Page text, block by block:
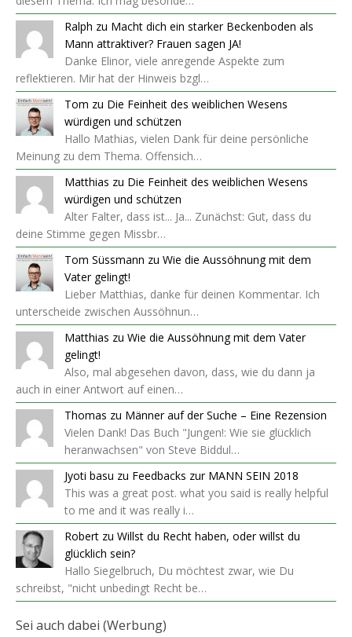
Ralph zu Macht dich ein starker Beckenboden als
Mann attraktiver? Frauen sagen JA!
Danke Elinor, viele anregende Aspekte zum
reflektieren. Mir hat der Hinweis bzgl…
Tom zu Die Feinheit des weiblichen Wesens
würdigen und schützen
Hallo Mathias, vielen Dank für deine persönliche
Meinung zu dem Thema. Offensich…
Matthias zu Die Feinheit des weiblichen Wesens
würdigen und schützen
Alter Falter, dass ist... Ja... Zunächst: Gut, dass du
deine Stimme gegen Missbr…
Tom Süssmann zu Wie die Aussöhnung mit dem
Vater gelingt!
Lieber Matthias, danke für deinen Kommentar. Ich
unterscheide zwischen Aussöhnun…
Matthias zu Wie die Aussöhnung mit dem Vater
gelingt!
Also, mal abgesehen davon, dass, wie du dann ja
auch in einer Antwort auf einen…
Thomas zu Männer auf der Suche – Eine Rezension
Vielen Dank! Das Buch "Jungen!: Wie sie glücklich
heranwachsen" von Steve Biddul…
Jyoti basu zu Feedbacks zur MANN SEIN 2018
This was a great post. what you said is really helpful
to me and it was really i…
Robert zu Willst du Recht haben, oder willst du
glücklich sein?
Hallo Siegelbruch, Du möchtest zwar, wie Du
schreibst, "nicht unbedingt Recht be…
Sei auch dabei (Werbung)